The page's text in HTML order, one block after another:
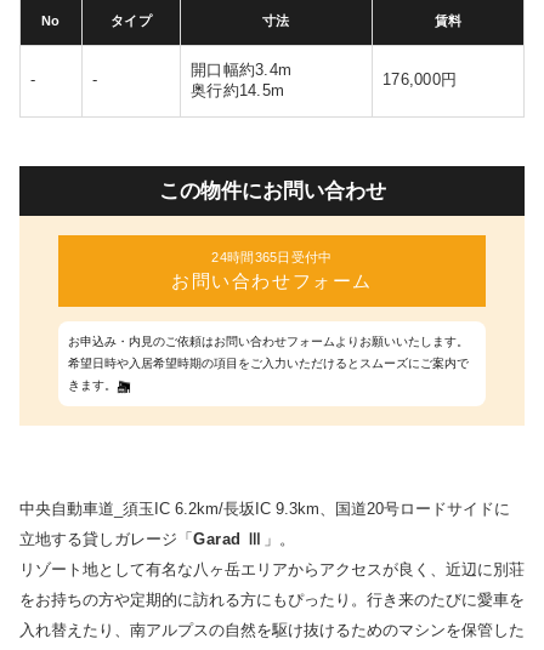
No タイプ 寸法 賃料
- -
開口幅約3.4m
奥行約14.5m
176,000円
この物件にお問い合わせ
24時間365日受付中
お問い合わせフォーム
お申込み・内見のご依頼はお問い合わせフォームよりお願いいたします。
希望日時や入居希望時期の項目をご入力いただけるとスムーズにご案内で
きます。
中央自動車道_須玉IC 6.2km/長坂IC 9.3km、国道20号ロードサイドに
立地する貸しガレージ「 Garad Ⅲ 」。
リゾート地として有名な八ヶ岳エリアからアクセスが良く、近辺に別荘
をお持ちの方や定期的に訪れる方にもぴったり。行き来のたびに愛車を
入れ替えたり、南アルプスの自然を駆け抜けるためのマシンを保管した